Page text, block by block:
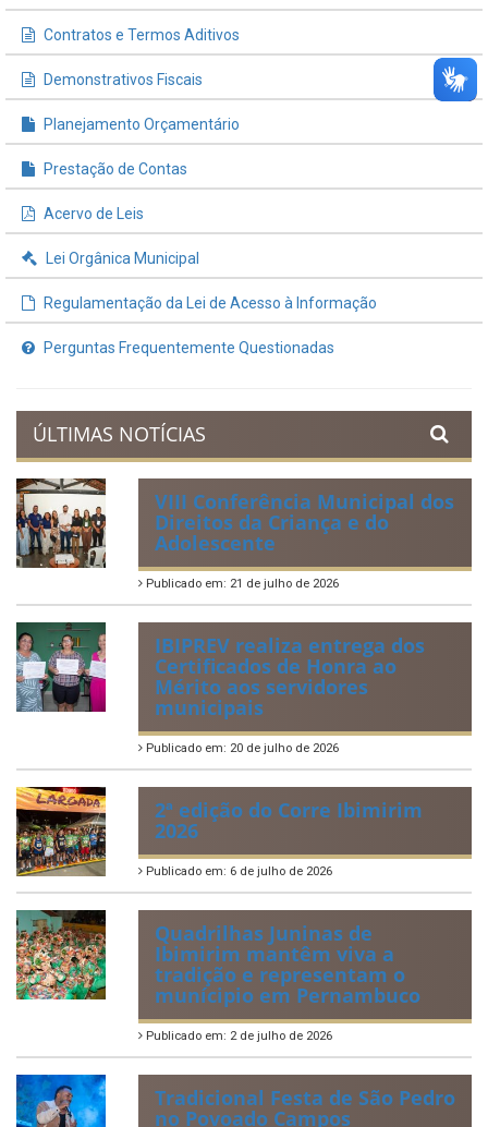
INFORMAÇÕES ÚTEIS
Acervo de Leis
Lei Orgânica Municipal
Regulamentação da Lei de Acesso à Informação
Perguntas Frequentemente Questionadas
ÚLTIMAS NOTÍCIAS
VIII Conferência Municipal dos
Direitos da Criança e do
Adolescente
IBIPREV realiza entrega dos
Certificados de Honra ao
Mérito aos servidores
municipais
Publicado em: 20 de julho de 2026
2ª edição do Corre Ibimirim
2026